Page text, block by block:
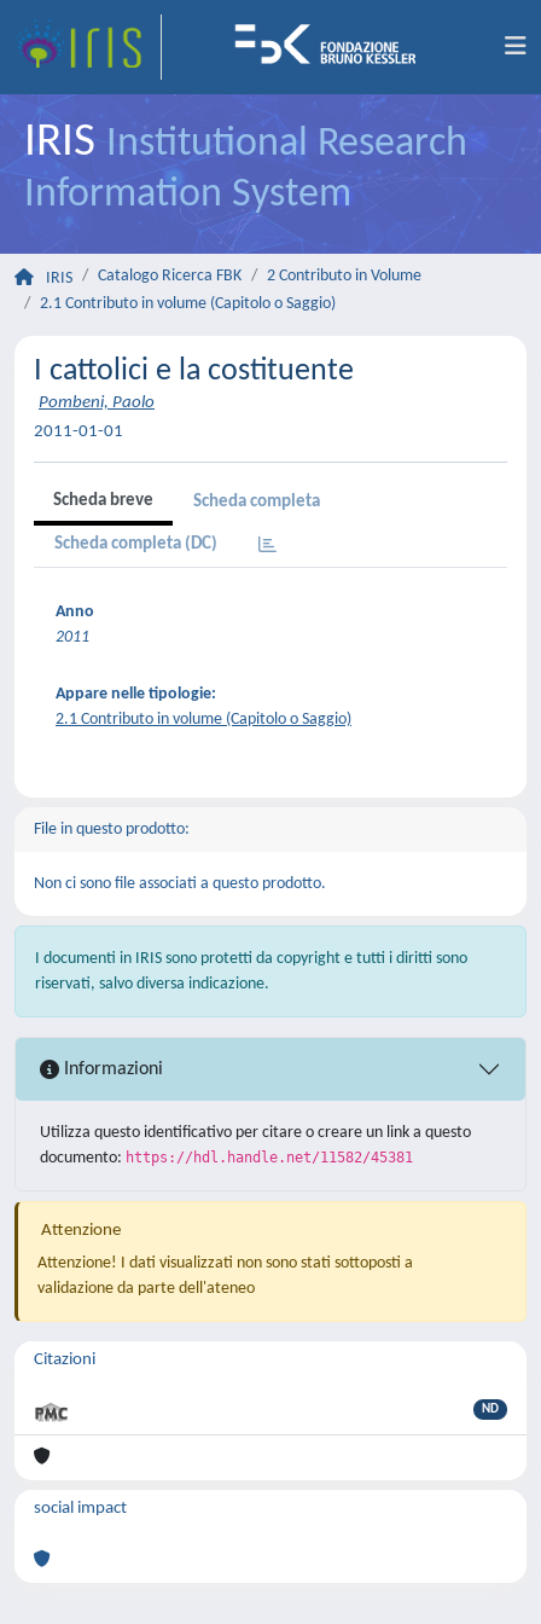
IRIS Institutional Research
Information System
IRIS Catalogo Ricerca FBK
2 Contributo in Volume
2.1 Contributo in volume (Capitolo o Saggio)
I cattolici e la costituente
Pombeni, Paolo
2011-01-01
Scheda breve Scheda completa
Scheda completa (DC)
Anno
2011
Appare nelle tipologie:
2.1 Contributo in volume (Capitolo o Saggio)
File in questo prodotto:
Non ci sono file associati a questo prodotto.
I documenti in IRIS sono protetti da copyright e tutti i diritti sono
riservati, salvo diversa indicazione.
Informazioni
Utilizza questo identificativo per citare o creare un link a questo
documento: https://hdl.handle.net/11582/45381
Attenzione
Attenzione! I dati visualizzati non sono stati sottoposti a
validazione da parte dell'ateneo
Citazioni
ND
social impact